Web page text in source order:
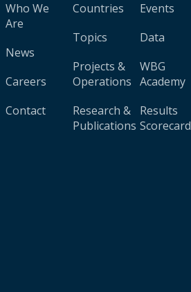
Who We
Are
News
Careers
Contact
Countries
Topics
Projects &
Operations
Research &
Publications
Events
Data
WBG
Academy
Results
Scorecard